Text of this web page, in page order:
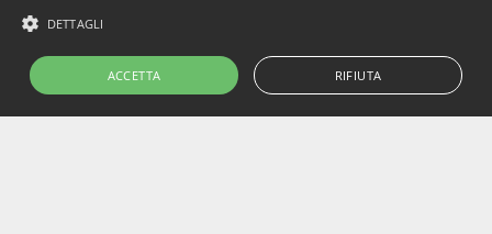
DETTAGLI
ACCETTA RIFIUTA